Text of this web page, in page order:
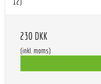
230 DKK
(inkl. moms)